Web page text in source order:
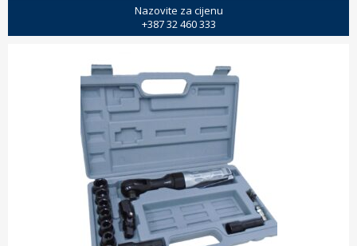
Nazovite za cijenu
+387 32 460 333